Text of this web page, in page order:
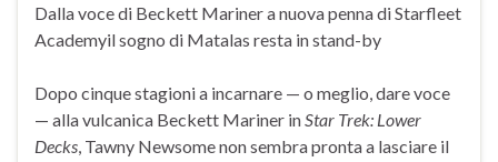
Dalla voce di Beckett Mariner a nuova penna di Starfleet
Academyil sogno di Matalas resta in stand-by
Dopo cinque stagioni a incarnare — o meglio, dare voce
— alla vulcanica Beckett Mariner inStar Trek: Lower
Decks, Tawny Newsome non sembra pronta a lasciare il